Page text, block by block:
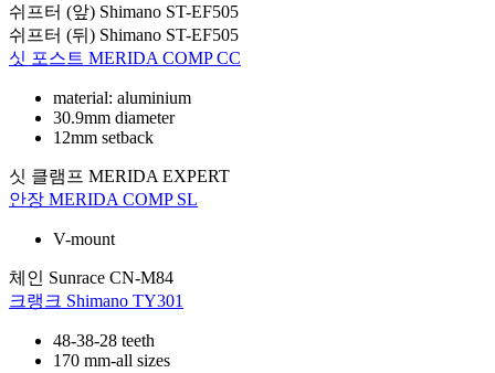
쉬프터 (앞) Shimano ST-EF505
쉬프터 (뒤) Shimano ST-EF505
싯 포스트 MERIDA COMP CC
material: aluminium
30.9mm diameter
12mm setback
싯 클램프 MERIDA EXPERT
안장 MERIDA COMP SL
V-mount
체인 Sunrace CN-M84
크랭크 Shimano TY301
48-38-28 teeth
170 mm-all sizes